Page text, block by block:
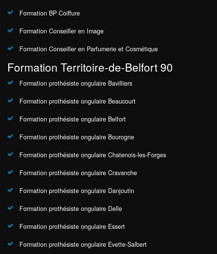
Formation BP Coiffure
Formation Conseiller en Image
Formation Conseiller en Parfumerie et Cosmétique
Formation Territoire-de-Belfort 90
Formation prothésiste ongulaire Bavilliers
Formation prothésiste ongulaire Beaucourt
Formation prothésiste ongulaire Belfort
Formation prothésiste ongulaire Bourogne
Formation prothésiste ongulaire Chatenois-les-Forges
Formation prothésiste ongulaire Cravanche
Formation prothésiste ongulaire Danjoutin
Formation prothésiste ongulaire Delle
Formation prothésiste ongulaire Essert
Formation prothésiste ongulaire Evette-Salbert